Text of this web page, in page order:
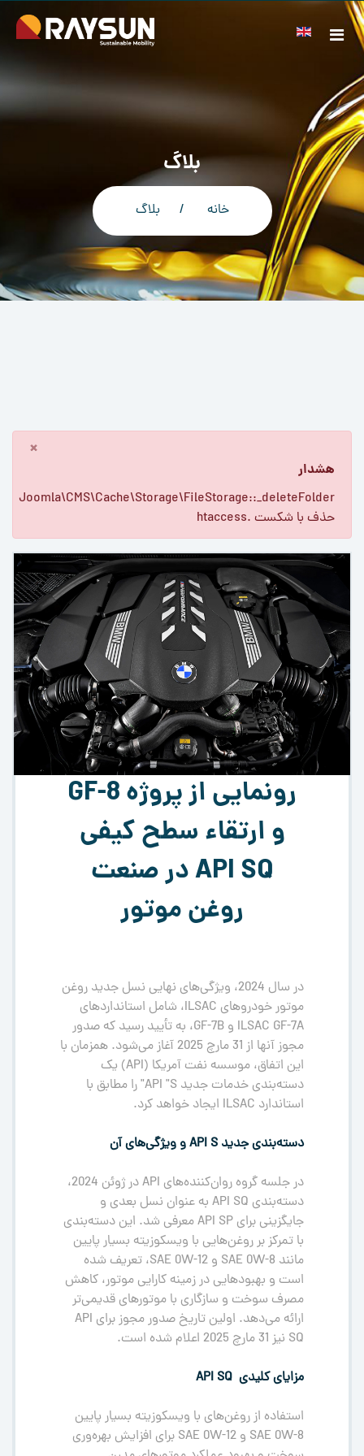
بلاگ
خانه بلاگ
×
هشدار
Joomla\CMS\Cache\Storage\FileStorage::_deleteFolder
حذف با شکست .htaccess
رونمایی از پروژه GF-8
و ارتقاء سطح کیفی
API SQ در صنعت
روغن موتور
در سال 2024، ویژگی‌های نهایی نسل جدید روغن
موتور خودروهای ILSAC، شامل استانداردهای
ILSAC GF-7A و GF-7B، به تأیید رسید که صدور
مجوز آنها از 31 مارچ 2025 آغاز می‌شود. همزمان با
این اتفاق، موسسه نفت آمریکا (API) یک
دسته‌بندی خدمات جدید API "S" را مطابق با
استاندارد ILSAC ایجاد خواهد کرد.
دسته‌بندی جدید
و ویژگی‌های آن
در جلسه گروه روان‌کننده‌های API در ژوئن 2024،
دسته‌بندی API SQ به عنوان نسل بعدی و
جایگزینی برای API SP معرفی شد. این دسته‌بندی
با تمرکز بر روغن‌هایی با ویسکوزیته بسیار پایین
مانند SAE 0W-8 و SAE 0W-12، تعریف شده
است و بهبودهایی در زمینه کارایی موتور، کاهش
مصرف سوخت و سازگاری با موتورهای قدیمی‌تر
ارائه می‌دهد. اولین تاریخ صدور مجوز برای API
SQ نیز 31 مارچ 2025 اعلام شده است.
مزایای کلیدی
استفاده از روغن‌های با ویسکوزیته بسیار پایین
SAE 0W-8 و SAE 0W-12 برای افزایش بهره‌وری